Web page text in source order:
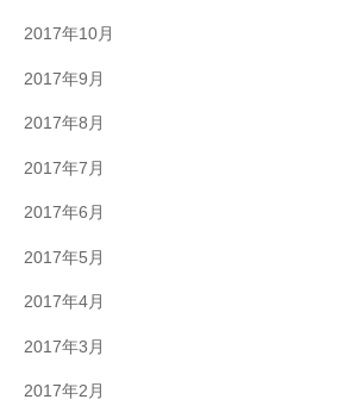
2017年10月
2017年9月
2017年8月
2017年7月
2017年6月
2017年5月
2017年4月
2017年3月
2017年2月